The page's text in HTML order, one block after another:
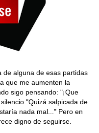
de alguna de esas partidas
que me aumenten la
sigo pensando: "¡Que
"Quizá salpicada de
nada mal..." Pero en
digno de seguirse.